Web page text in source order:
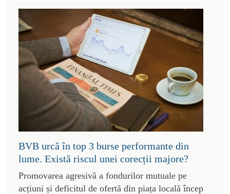
BVB urcă în top 3 burse performante din
lume. Există riscul unei corecții majore?
Promovarea agresivă a fondurilor mutuale pe
acțiuni și deficitul de ofertă din piața locală încep